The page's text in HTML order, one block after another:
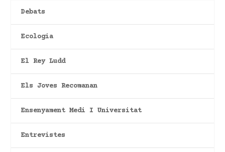
Debats
Ecologia
El Rey Ludd
Els Joves Recomanan
Ensenyament Medi I Universitat
Entrevistes